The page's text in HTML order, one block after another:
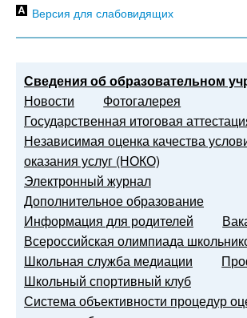
Версия для слабовидящих
Сведения об образовательном
Новости
Фотогалерея
Государственная итоговая
Независимая оценка качества
оказания услуг (НОКО)
Электронный журнал
Дополнительное образование
Информация для родителей
Всероссийская олимпиада
Школьная служба медиации
Школьный спортивный клуб
Система объективности процедур